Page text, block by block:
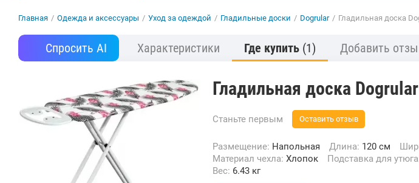
Главная / Одежда и аксессуары / Уход за одеждой / Гладильные доски / Dogrular / Гладильная доска
Спросить AI Характеристики Где купить (1) Добавить
Гладильная доска
Станьте первым Оставить отзыв
Размещение: Напольная Длина: 120 см
Материал чехла: Хлопок Подставка для
Вес: 6.43 кг